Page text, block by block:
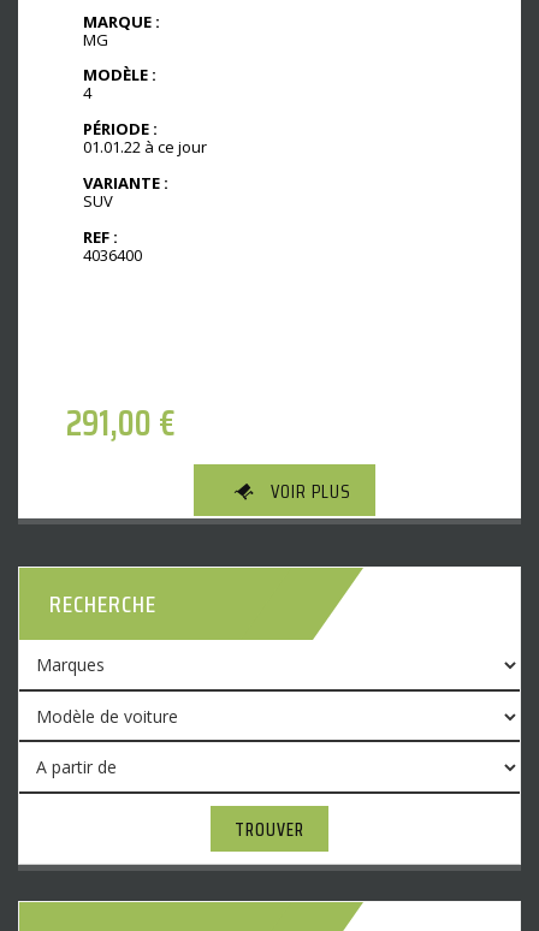
MARQUE :
MG
MODÈLE :
4
PÉRIODE :
01.01.22 à ce jour
VARIANTE :
SUV
REF :
4036400
291,00€
VOIR PLUS
RECHERCHE
TROUVER